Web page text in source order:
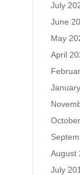
July
June
May
April
August
July